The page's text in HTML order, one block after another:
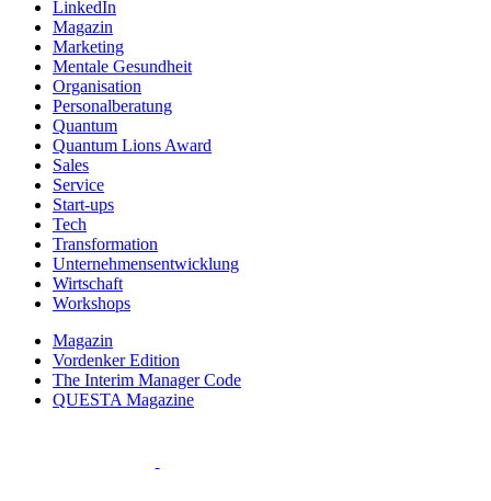
LinkedIn
Magazin
Marketing
Mentale Gesundheit
Organisation
Personalberatung
Quantum
Quantum Lions Award
Sales
Service
Start-ups
Tech
Transformation
Unternehmensentwicklung
Wirtschaft
Workshops
Magazin
Vordenker Edition
The Interim Manager Code
QUESTA Magazine